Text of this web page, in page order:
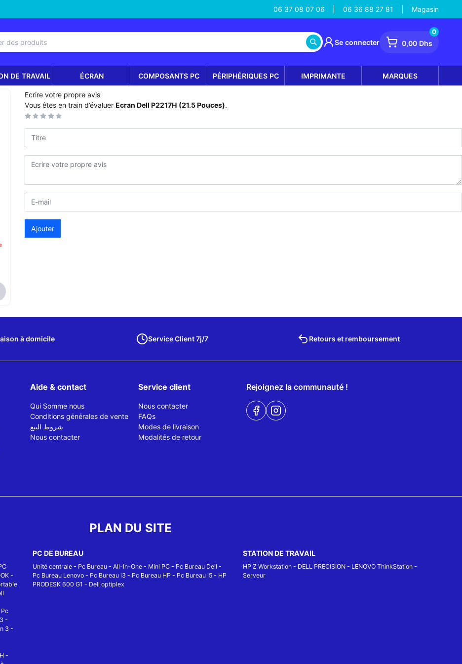
06 37 08 07 06 06 36 88 27 81 Magasin
Se connecter 0,00 Dhs
0
DE TRAVAIL ÉCRAN COMPOSANTS PC PÉRIPHÉRIQUES PC IMPRIMANTE MARQUES
Ecrire votre propre avis
Vous êtes en train d’évaluer Ecran Dell P2217H (21.5 Pouces).
Ajouter
à domicile Service Client 7j/7 Retours et remboursement
Aide & contact
Qui Somme nous
Conditions générales de vente
شروط البيع
Nous contacter
Service client
Nous contacter
FAQs
Modes de livraison
Modalités de retour
Rejoignez la communauté !
PLAN DU SITE
-
Pc
-
3 -
-
PC DE BUREAU
Unité centrale- Pc Bureau- All-In-One- Mini PC- Pc Bureau Dell -
Pc Bureau Lenovo- Pc Bureau i3 - Pc Bureau HP - Pc Bureau i5- HP
PRODESK 600 G1 - Dell optiplex
STATION DE TRAVAIL
HP Z Workstation - DELL PRECISION - LENOVO ThinkStation -
Serveur